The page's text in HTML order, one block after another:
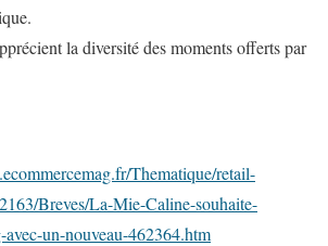
la diversité des moments offerts par
Thematique/retail-
Breves/La-Mie-Caline-souhaite-
un-nouveau-462364.htm